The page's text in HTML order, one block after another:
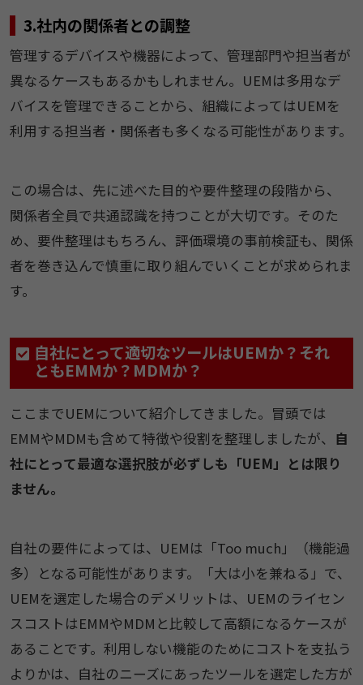
3.社内の関係者との調整
管理するデバイスや機器によって、管理部門や担当者が
異なるケースもあるかもしれません。UEMは多用なデ
バイスを管理できることから、組織によってはUEMを
利用する担当者・関係者も多くなる可能性があります。
この場合は、先に述べた目的や要件整理の段階から、
関係者全員で共通認識を持つことが大切です。そのた
め、要件整理はもちろん、評価環境の事前検証も、関係
者を巻き込んで慎重に取り組んでいくことが求められま
す。
自社にとって適切なツールはUEMか？それ
ともEMMか？MDMか？
ここまでUEMについて紹介してきました。冒頭では
EMMやMDMも含めて特徴や役割を整理しましたが、 自
社にとって最適な選択肢が必ずしも「UEM」とは限り
ません。
自社の要件によっては、UEMは「Too much」（機能過
多）となる可能性があります。「大は小を兼ねる」で、
UEMを選定した場合のデメリットは、UEMのライセン
スコストはEMMやMDMと比較して高額になるケースが
あることです。利用しない機能のためにコストを支払う
よりかは、自社のニーズにあったツールを選定した方が